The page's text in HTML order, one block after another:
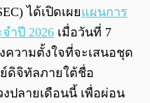
ได้เปิดเผยแผนการ
ำปี 2026 เมื่อวันที่ 7
วามตั้งใจที่จะเสนอชุด
ดิจิทัลภายใต้ชื่อ
งปลายเดือนนี้ เพื่อผ่อน